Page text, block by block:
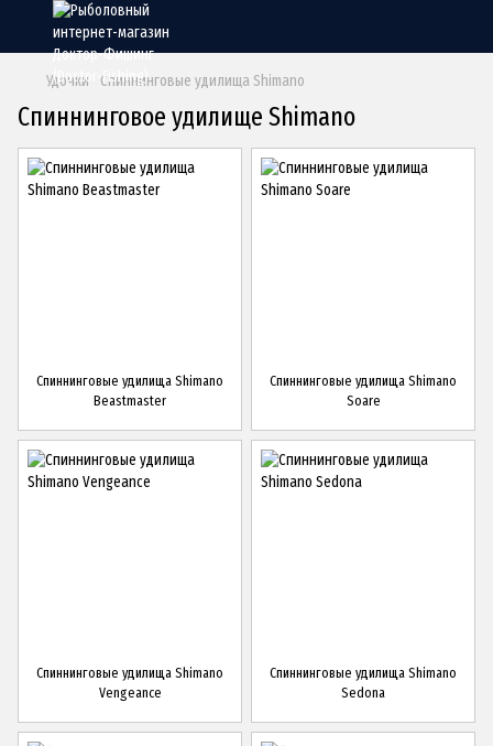
Удочки Спиннинговые удилища Shimano
Спиннинговое удилище Shimano
Спиннинговые удилища Shimano
Beastmaster
Спиннинговые удилища Shimano
Soare
Спиннинговые удилища Shimano
Vengeance
Спиннинговые удилища Shimano
Sedona